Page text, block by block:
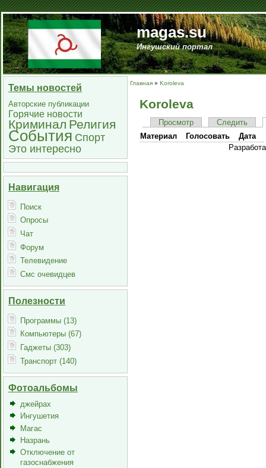
magas.su
Ингушский портал
Темы новостей
Авторские публикации
Горячие новости
Криминал Религия
События Спорт
Это интересно
Навигация
Поиск
Опросы
Чат
Форум
Телевидение
Смс очевидцев
Полезности
Программы (13)
Компьютеры (67)
Гаджеты (303)
Транспорт (140)
Фотоальбомы
джейрах
Ингушетия
Магас
Назрань
Отключение от
газоснабжения
Главная » Koroleva
Koroleva
Просмотр
Следить
Материал
Голосовать
Дата